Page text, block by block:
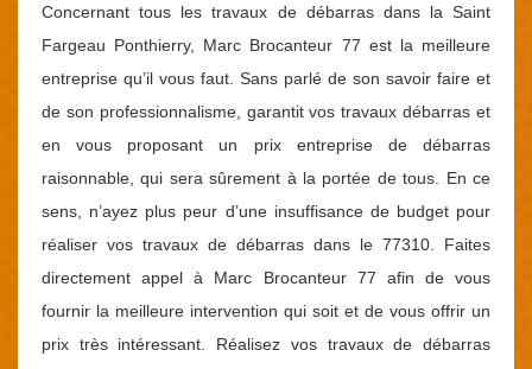
Concernant tous les travaux de débarras dans la Saint
Fargeau Ponthierry, Marc Brocanteur 77 est la meilleure
entreprise qu’il vous faut. Sans parlé de son savoir faire et
de son professionnalisme, garantit vos travaux débarras et
en vous proposant un prix entreprise de débarras
raisonnable, qui sera sûrement à la portée de tous. En ce
sens, n’ayez plus peur d’une insuffisance de budget pour
réaliser vos travaux de débarras dans le 77310. Faites
directement appel à Marc Brocanteur 77 afin de vous
fournir la meilleure intervention qui soit et de vous offrir un
prix très intéressant. Réalisez vos travaux de débarras